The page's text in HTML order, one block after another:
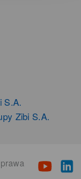
S.A.
Zibi S.A.